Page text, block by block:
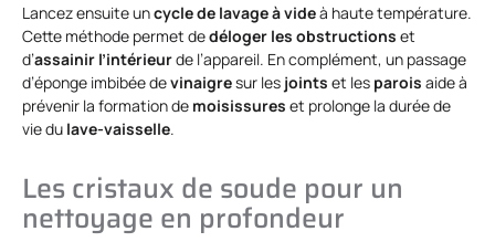
Lancez ensuite uncycle de lavage à videà haute température.
Cette méthode permet dedéloger les obstructions et
d’assainir l’intérieurde l’appareil. En complément, un passage
d’éponge imbibée devinaigresur les joints et les parois aide à
prévenir la formation de moisissures et prolonge la durée de
vie du lave-vaisselle.
Les cristaux de soude pour un
nettoyage en profondeur